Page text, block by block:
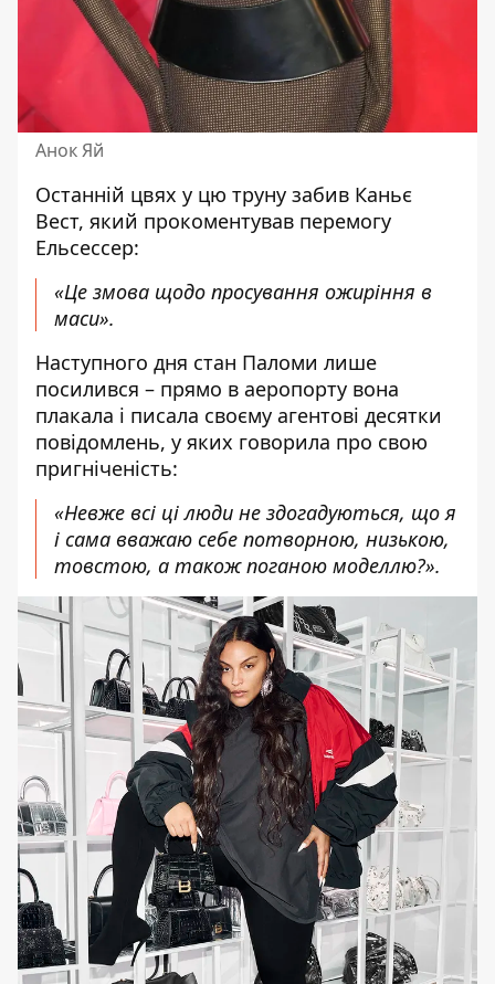
Анок Яй
Останній цвях у цю труну забив Каньє
Вест, який прокоментував перемогу
Ельсессер:
«Це змова щодо просування ожиріння в
маси».
Наступного дня стан Паломи лише
посилився – прямо в аеропорту вона
плакала і писала своєму агентові десятки
повідомлень, у яких говорила про свою
пригніченість:
«Невже всі ці люди не здогадуються, що я
і сама вважаю себе потворною, низькою,
товстою, а також поганою моделлю?».